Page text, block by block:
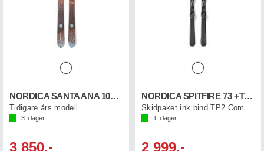
NORDICA SANTA ANA 104 FREE
Tidigare års modell
3 i lager
3 850,-
NORDICA SPITFIRE 73 +TP10
Skidpaket ink.bind TP2 Compact(0C8020SA)
1 i lager
2 999,-